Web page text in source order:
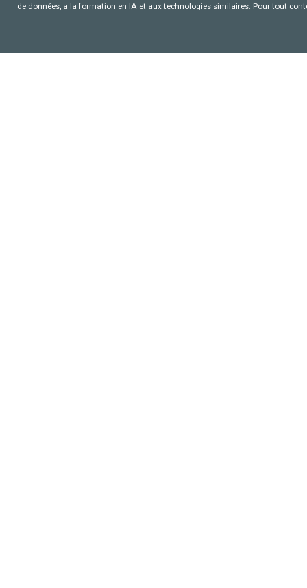
de données, a la formation en IA et aux technologies similaires. Pour tout